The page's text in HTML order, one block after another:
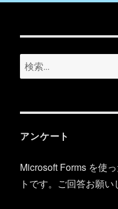
検
索:
アンケート
Microsoft Forms を使
トです。ご回答お願い